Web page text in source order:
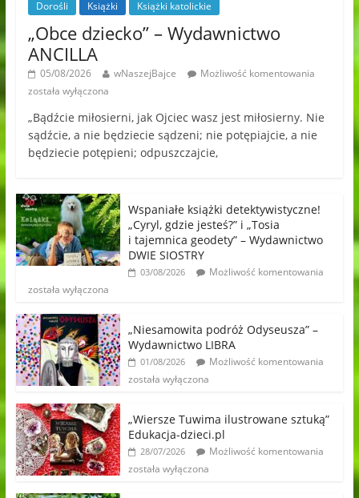
Dorośli Książki Książki katolickie
„Obce dziecko” – Wydawnictwo
ANCILLA
05/08/2026 wNaszejBajce
Możliwość komentowania
została wyłączona
„Bądźcie miłosierni, jak Ojciec wasz jest miłosierny. Nie
sądźcie, a nie będziecie sądzeni; nie potępiajcie, a nie
będziecie potępieni; odpuszczajcie,
Wspaniałe książki detektywistyczne!
„Cyryl, gdzie jesteś?” i „Tosia
i tajemnica geodety” – Wydawnictwo
DWIE SIOSTRY
03/08/2026
Możliwość komentowania
została wyłączona
„Niesamowita podróż Odyseusza” –
Wydawnictwo LIBRA
01/08/2026
Możliwość komentowania
została wyłączona
„Wiersze Tuwima ilustrowane sztuką”
Edukacja-dzieci.pl
28/07/2026
Możliwość komentowania
została wyłączona